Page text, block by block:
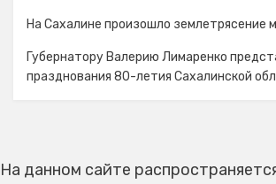
На Сахалине произошло землетрясение
Губернатору Валерию Лимаренко
празднования 80-летия Сахалинской
На данном сайте